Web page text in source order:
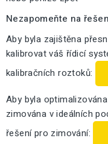
Nezapomeňte na
Aby byla zajištěna
kalibrovat váš řídicí
kalibračních roztoků:
Aby byla
zimována v ideálních
řešení pro zimování: